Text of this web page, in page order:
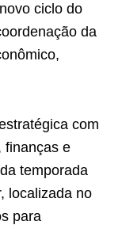
ciclo do
da
com
finanças e
temporada
localizada no
para